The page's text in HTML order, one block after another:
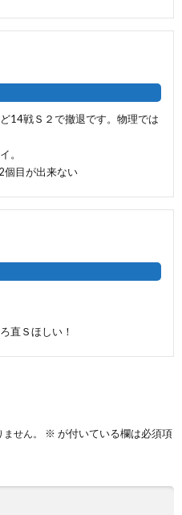
14戦Ｓ２で撤退です。物理では
。
個目が出来ない
直Ｓほしい！
せん。 ※ が付いている欄は必須項